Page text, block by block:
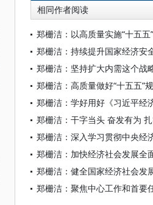
相同作者阅读
郑栅洁：坚持扩大内需这个战
郑栅洁：高质量做好“十五五”
郑栅洁：加快经济社会发展全